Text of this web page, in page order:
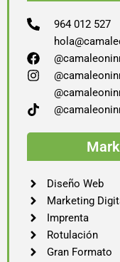
964 012 527
Diseño Web
Marketing
Imprenta
Rotulación
Gran Formato